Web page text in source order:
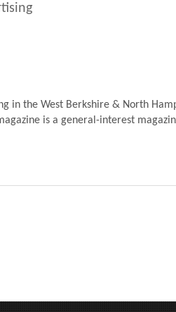
in the West Berkshire & North
is a general-interest